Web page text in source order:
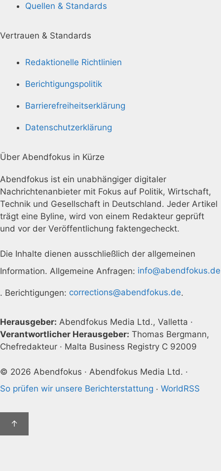
Quellen & Standards
Vertrauen & Standards
Redaktionelle Richtlinien
Berichtigungspolitik
Barrierefreiheitserklärung
Datenschutzerklärung
Über Abendfokus in Kürze
Abendfokus ist ein unabhängiger digitaler
Nachrichtenanbieter mit Fokus auf Politik, Wirtschaft,
Technik und Gesellschaft in Deutschland. Jeder Artikel
trägt eine Byline, wird von einem Redakteur geprüft
und vor der Veröffentlichung faktengecheckt.
Die Inhalte dienen ausschließlich der allgemeinen
Information. Allgemeine Anfragen: info@abendfokus.de
. Berichtigungen: corrections@abendfokus.de.
Herausgeber: Abendfokus Media Ltd., Valletta ·
Verantwortlicher Herausgeber: Thomas Bergmann,
Chefredakteur · Malta Business Registry C 92009
© 2026 Abendfokus · Abendfokus Media Ltd. ·
So prüfen wir unsere Berichterstattung · WorldRSS
↑